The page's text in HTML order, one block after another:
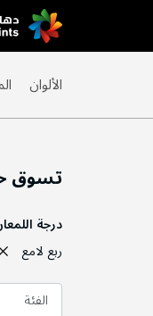
Skip
to
الألوان
درجة
ربع لامع
الفئة